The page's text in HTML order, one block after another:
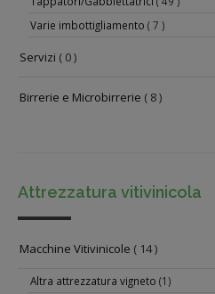
Varie imbottigliamento ( 7 )
Servizi ( 0 )
Birrerie e Microbirrerie ( 8 )
Attrezzatura vitivinicola
Macchine Vitivinicole ( 14 )
Altra attrezzatura vigneto(1)